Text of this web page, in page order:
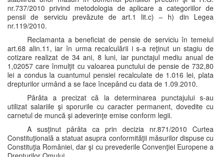
nr.737/2010 privind metodologia de aplicare a categoriilor de
pensii de serviciu prevăzute de art.1 lit.c) – h) din Legea
nr.119/2010.
Reclamanta a beneficiat de pensie de serviciu în temeiul
art.68 alin.11, iar în urma recalculării i s-a reţinut un stagiu de
cotizare realizat de 34 ani, 8 luni, iar punctajul mediu anual de
1,02057 care înmulţit cu valoarea punctului de pensie de 732,80
lei a condus la cuantumul pensiei recalculate de 1.016 lei, plata
drepturilor urmând a se face începând cu data de 1.09.2010.
Pârâta a precizat că la determinarea punctajului s-au
utilizat salariile şi sporurile cu caracter permanent, dovedite cu
carnetul de muncă şi adeverinţe emise conform legii.
A susţinut pârâta ca prin decizia nr.871/2010 Curtea
Constituţională a statuat asupra conformităţii măsurilor dispuse cu
Constituţia României, dar şi cu prevederile Convenţiei Europene a